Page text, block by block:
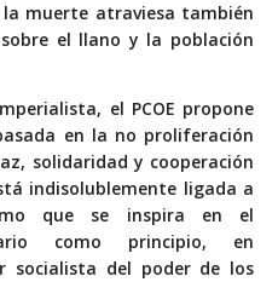
muerte atraviesa también
el llano y la población
el PCOE propone
en la no proliferación
solidaridad y cooperación
indisolublemente ligada a
que se inspira en el
como principio, en
socialista del poder de los